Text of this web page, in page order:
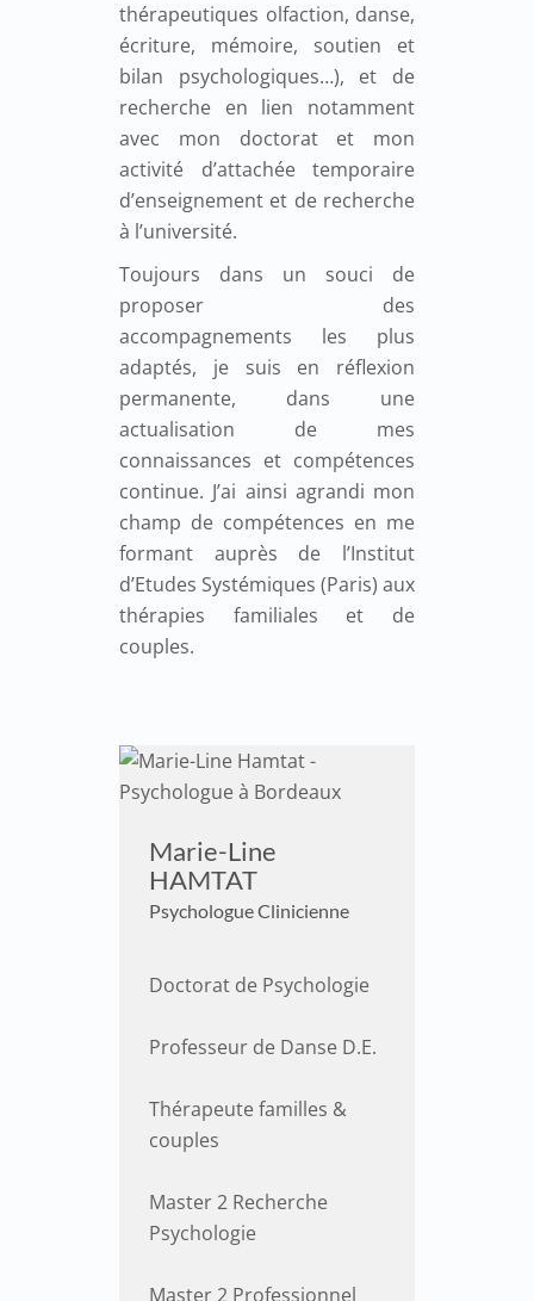
thérapeutiques olfaction, danse,
écriture, mémoire, soutien et
bilan psychologiques…), et de
recherche en lien notamment
avec mon doctorat et mon
activité d’attachée temporaire
d’enseignement et de recherche
à l’université.
Toujours dans un souci de
proposer des
accompagnements les plus
adaptés, je suis en réflexion
permanente, dans une
actualisation de mes
connaissances et compétences
continue. J’ai ainsi agrandi mon
champ de compétences en me
formant auprès de l’Institut
d’Etudes Systémiques (Paris) aux
thérapies familiales et de
couples.
Marie-Line
HAMTAT
Psychologue Clinicienne
Doctorat de Psychologie
Professeur de Danse D.E.
Thérapeute familles &
couples
Master 2 Recherche
Psychologie
Master 2 Professionnel